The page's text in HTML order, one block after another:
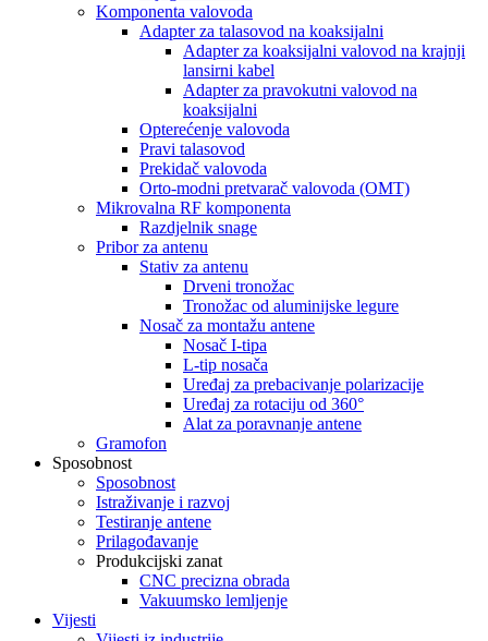
Komponenta valovoda
Adapter za talasovod na koaksijalni
Adapter za koaksijalni valovod na krajnji
lansirni kabel
Adapter za pravokutni valovod na
koaksijalni
Opterećenje valovoda
Pravi talasovod
Prekidač valovoda
Orto-modni pretvarač valovoda (OMT)
Mikrovalna RF komponenta
Razdjelnik snage
Pribor za antenu
Stativ za antenu
Drveni tronožac
Tronožac od aluminijske legure
Nosač za montažu antene
Nosač I-tipa
L-tip nosača
Uređaj za prebacivanje polarizacije
Uređaj za rotaciju od 360°
Alat za poravnanje antene
Gramofon
Sposobnost
Sposobnost
Istraživanje i razvoj
Testiranje antene
Prilagođavanje
Produkcijski zanat
CNC precizna obrada
Vakuumsko lemljenje
Vijesti